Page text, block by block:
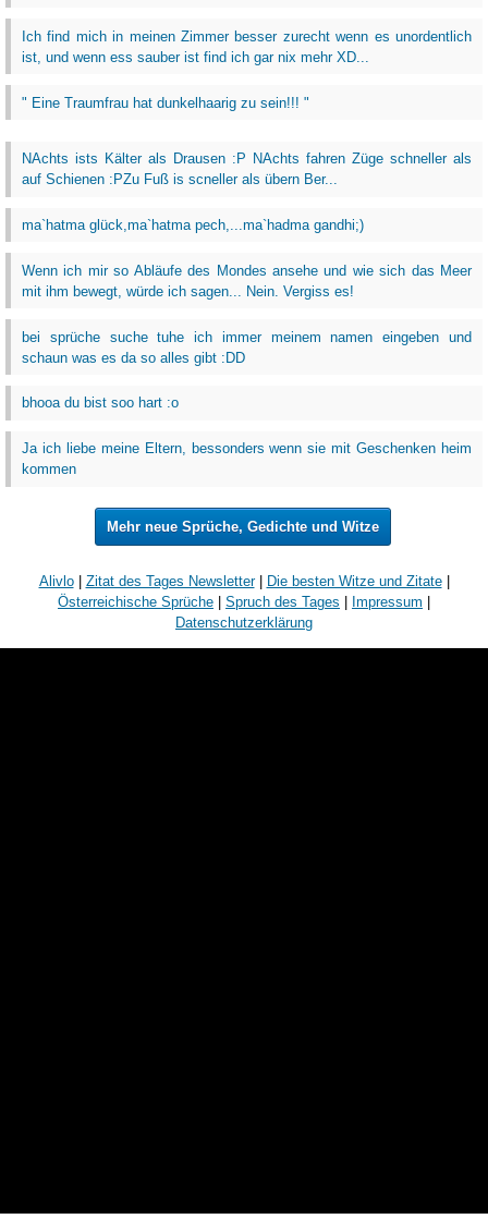
Ich find mich in meinen Zimmer besser zurecht wenn es unordentlich
ist, und wenn ess sauber ist find ich gar nix mehr XD...
" Eine Traumfrau hat dunkelhaarig zu sein!!! "
NAchts ists Kälter als Drausen :P NAchts fahren Züge schneller als
auf Schienen :PZu Fuß is scneller als übern Ber...
ma`hatma glück,ma`hatma pech,...ma`hadma gandhi;)
Wenn ich mir so Abläufe des Mondes ansehe und wie sich das Meer
mit ihm bewegt, würde ich sagen... Nein. Vergiss es!
bei sprüche suche tuhe ich immer meinem namen eingeben und
schaun was es da so alles gibt :DD
bhooa du bist soo hart :o
Ja ich liebe meine Eltern, bessonders wenn sie mit Geschenken heim
kommen
Mehr neue Sprüche, Gedichte und Witze
Alivlo| Zitat des Tages Newsletter| Die besten Witze und Zitate|
Österreichische Sprüche | Spruch des Tages | Impressum |
Datenschutzerklärung